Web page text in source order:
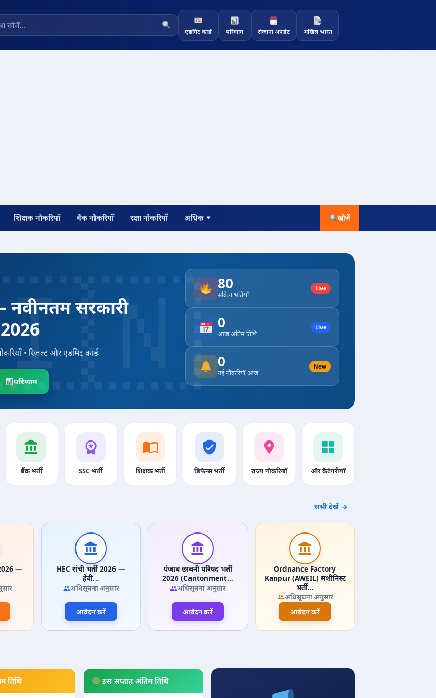
एडमिट कार्ड परिणाम रोज़ाना अपडेट अखिल भारत
शिक्षक नौकरियाँ बैंक नौकरियाँ रक्षा नौकरियाँ अधिक ▾ खोजें
नवीनतम सरकारी
• रिज़ल्ट और एडमिट कार्ड
परिणाम
80
सक्रिय भर्तियाँ
Live
0
आज अंतिम तिथि
Live
0
नई नौकरियाँ आज
New
बैंक भर्ती SSC भर्ती शिक्षक भर्ती डिफेन्स भर्ती राज्य नौकरियाँ और कैटेगरीयाँ
सभी देखें →
2026 —
HEC रांची भर्ती 2026 —
हेवी…
अधिसूचना अनुसार
आवेदन करें
पंजाब छावनी परिषद भर्ती
2026 (Cantonment…
अधिसूचना अनुसार
आवेदन करें
Ordnance Factory
Kanpur (AWEIL) मशीनिस्ट
भर्ती…
अधिसूचना अनुसार
आवेदन करें
तिथि इस सप्ताह अंतिम तिथि